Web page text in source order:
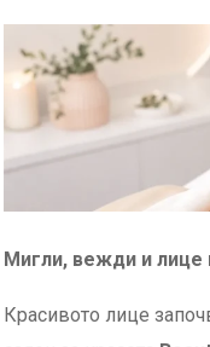
Мигли, вежди и лице
Красивото лице